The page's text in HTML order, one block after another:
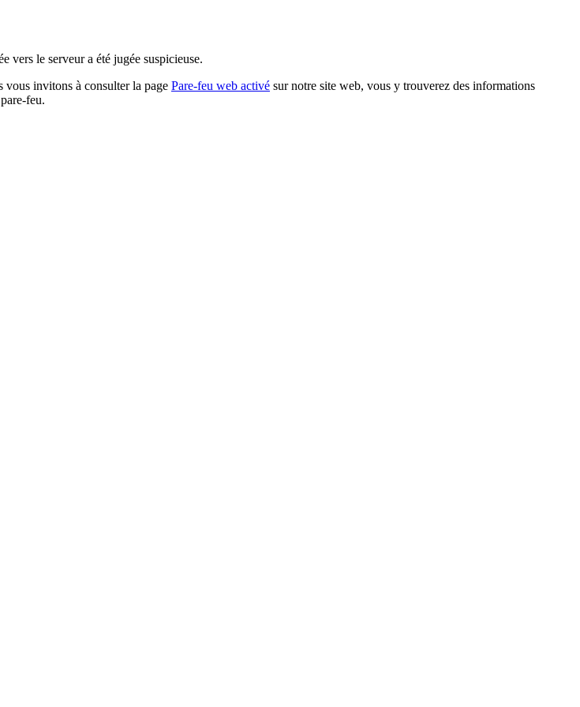
vers le serveur a été jugée suspicieuse.
vous invitons à consulter la page Pare-feu web activé sur notre site web, vous y trouverez des informations
feu.